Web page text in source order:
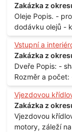
Zakázka z
Oleje Popis. - pro naši výrobu čističů poptáváme
dodávku olejů -
mastných
technické využití
Balení: - po 190 kg v sudu
spotřeba
Vstupní a
Zakázka z
Dveře Popis: - sháním vstupní a interiérové dveře pro byt
Rozměr a
80 cm, levé, 2
Lokalita: - Praha
Vjezdovou
Zakázka z
Vjezdovou křídlovou bránu Popis: -
motory, záleží